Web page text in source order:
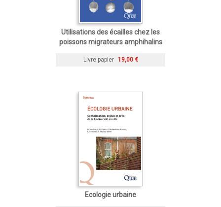
Utilisations des écailles chez les
poissons migrateurs amphihalins
Livre papier 19,00 €
Ecologie urbaine